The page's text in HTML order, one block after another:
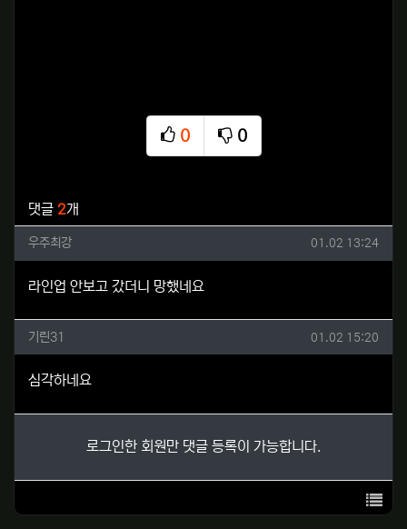
0
추천
0
비추천
댓글 2개
우주최강님의 댓글
우주최강 작성일
01.02 13:24
라인업 안보고 갔더니 망했네요
기린31님의 댓글
기린31 작성일
01.02 15:20
심각하네요
로그인한 회원만 댓글 등록이 가능합니다.
목록